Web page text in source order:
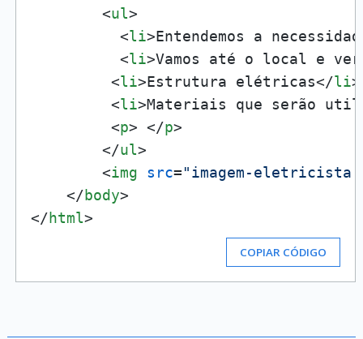
<ul>
<li>Entendemos a
<li>Vamos até o local e
<li>Estrutura elétricas</li>
<li>Materiais que serão
<p> </p>
</ul>
<img src="imagem-
</body>
</html>
COPIAR CÓDIGO